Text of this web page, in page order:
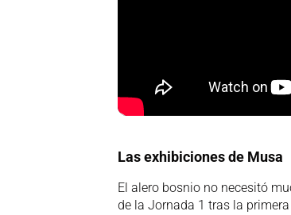
Las exhibiciones de Musa
El alero bosnio no necesitó
de la Jornada 1 tras la